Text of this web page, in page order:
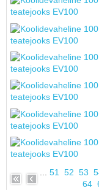
51 52 53
64